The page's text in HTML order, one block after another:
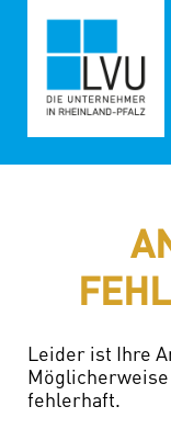
springen
Leider ist Ihre
fehlerhaft.